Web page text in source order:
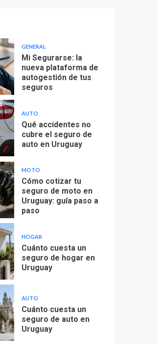
GENERAL
Mi Segurarse: la
nueva plataforma de
autogestión de tus
seguros
AUTO
Qué accidentes no
cubre el seguro de
auto en Uruguay
MOTO
Cómo cotizar tu
seguro de moto en
Uruguay: guía paso a
paso
HOGAR
Cuánto cuesta un
seguro de hogar en
Uruguay
AUTO
Cuánto cuesta un
seguro de auto en
Uruguay